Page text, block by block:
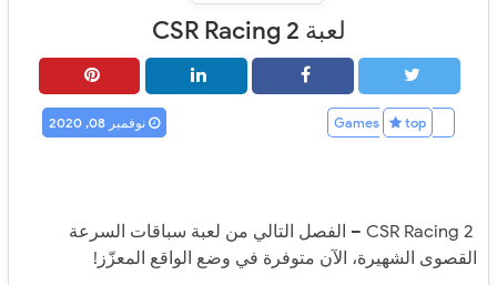
لعبة CSR Racing 2
top نوفمبر 08, 2020
CSR Racing 2 – الفصل التالي من لعبة سباقات السرعة
القصوى الشهيرة، الآن متوفرة في وضع الواقع المعزّز!